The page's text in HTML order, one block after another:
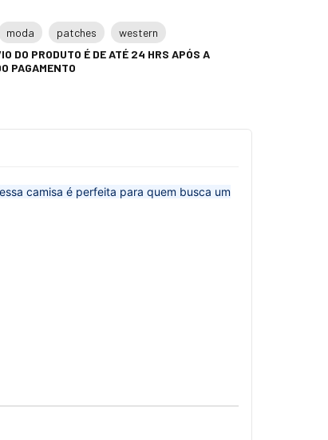
moda patches
western
DO PRODUTO É DE ATÉ 24 HRS APÓS A
PAGAMENTO
camisa é perfeita para quem busca um